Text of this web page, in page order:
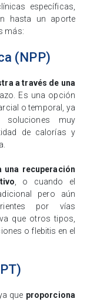
específicas,
hasta un aporte
más:
(NPP)
a través de una
Es una opción
o temporal, ya
muy
de calorías y
una recuperación
, o cuando el
pero aún
por vías
que otros tipos,
o flebitis en el
que proporciona